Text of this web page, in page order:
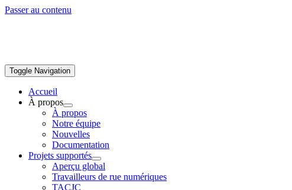
Passer au contenu
Toggle Navigation
Accueil
À propos
À propos
Notre équipe
Nouvelles
Documentation
Projets supportés
Aperçu global
Travailleurs de rue numériques
TACJC